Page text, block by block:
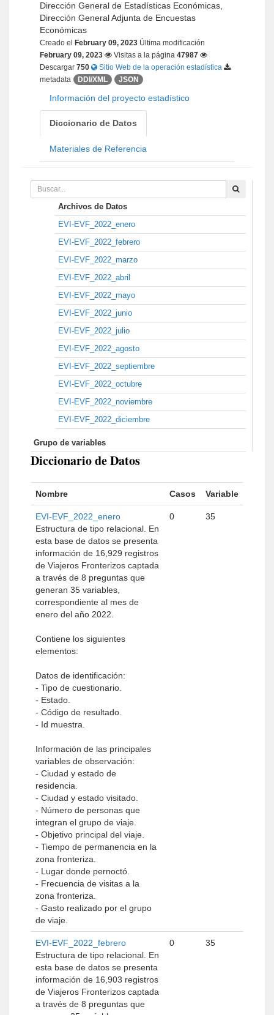
Dirección General de Estadísticas Económicas,
Dirección General Adjunta de Encuestas
Económicas
Creado el February 09, 2023 Última modificación
February 09, 2023
Visitas a la página 47987
Descargar 750
Sitio Web de la operación estadística
metadata
DDI/XML JSON
Información del proyecto estadístico
Diccionario de Datos
Materiales de Referencia
Archivos de Datos
EVI-EVF_2022_enero
EVI-EVF_2022_febrero
EVI-EVF_2022_marzo
EVI-EVF_2022_abril
EVI-EVF_2022_mayo
EVI-EVF_2022_junio
EVI-EVF_2022_julio
EVI-EVF_2022_agosto
EVI-EVF_2022_septiembre
EVI-EVF_2022_octubre
EVI-EVF_2022_noviembre
EVI-EVF_2022_diciembre
Grupo de variables
Diccionario de Datos
Nombre Casos Variable
EVI-EVF_2022_enero
Estructura de tipo relacional. En
esta base de datos se presenta
información de 16,929 registros
de Viajeros Fronterizos captada
a través de 8 preguntas que
generan 35 variables,
correspondiente al mes de
enero del año 2022.
Contiene los siguientes
elementos:
Datos de identificación:
- Tipo de cuestionario.
- Estado.
- Código de resultado.
- Id muestra.
Información de las principales
variables de observación:
- Ciudad y estado de
residencia.
- Ciudad y estado visitado.
- Número de personas que
integran el grupo de viaje.
- Objetivo principal del viaje.
- Tiempo de permanencia en la
zona fronteriza.
- Lugar donde pernoctó.
- Frecuencia de visitas a la
zona fronteriza.
- Gasto realizado por el grupo
de viaje.
0 35
EVI-EVF_2022_febrero
Estructura de tipo relacional. En
esta base de datos se presenta
información de 16,903 registros
de Viajeros Fronterizos captada
a través de 8 preguntas que
0 35